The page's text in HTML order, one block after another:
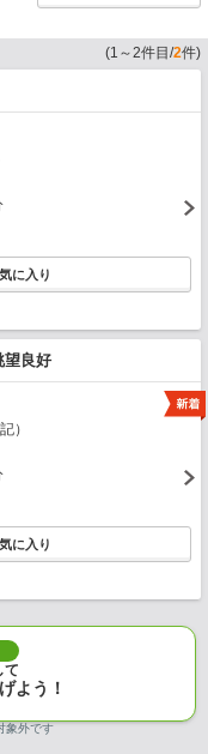
(1 ～2件目/2件)
望良好
）
て
よう！
象外です